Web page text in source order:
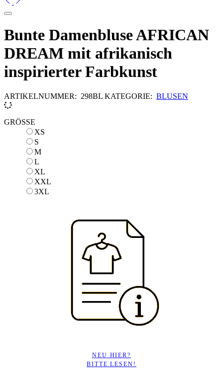
Bunte Damenbluse AFRICAN
DREAM mit afrikanisch
inspirierter Farbkunst
ARTIKELNUMMER: 298BL KATEGORIE: BLUSEN
GRÖSSE
XS
S
MM
L
XL
XXL
3XL
NEU HIER?
BITTE LESEN!